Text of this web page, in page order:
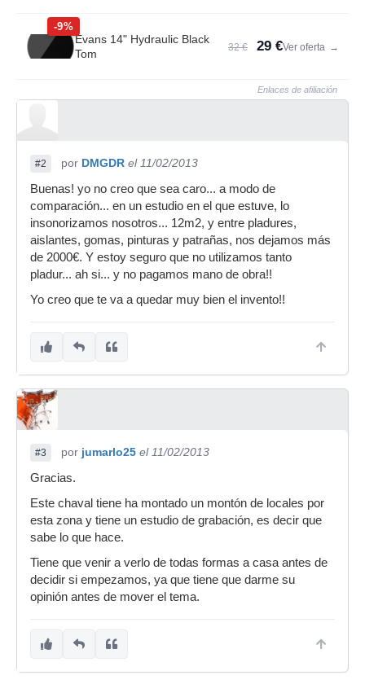
-9%
Evans 14" Hydraulic Black
Tom
32 € 29 €Ver oferta →
Enlaces de afiliación
#2 por DMGDR el 11/02/2013
Buenas! yo no creo que sea caro... a modo de
comparación... en un estudio en el que estuve, lo
insonorizamos nosotros... 12m2, y entre pladures,
aislantes, gomas, pinturas y patrañas, nos dejamos más
de 2000€. Y estoy seguro que no utilizamos tanto
pladur... ah si... y no pagamos mano de obra!!
Yo creo que te va a quedar muy bien el invento!!
#3 por jumarlo25 el 11/02/2013
Gracias.
Este chaval tiene ha montado un montón de locales por
esta zona y tiene un estudio de grabación, es decir que
sabe lo que hace.
Tiene que venir a verlo de todas formas a casa antes de
decidir si empezamos, ya que tiene que darme su
opinión antes de mover el tema.